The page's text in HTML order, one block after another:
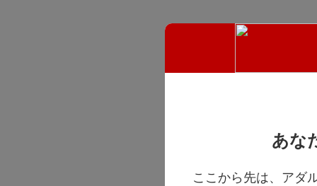
あな
ここから先は、アダ